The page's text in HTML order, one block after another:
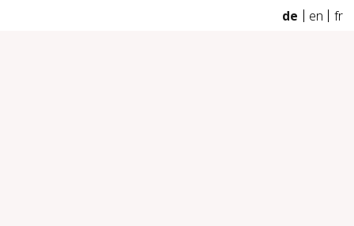
de en fr